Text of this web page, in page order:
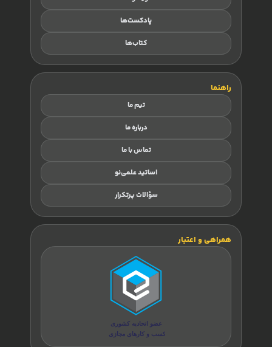
پادکست‌ها
کتاب‌ها
راهنما
تیم ما
درباره ما
تماس با ما
اساتید علمی‌نو
سؤالات پرتکرار
همراهی و اعتبار